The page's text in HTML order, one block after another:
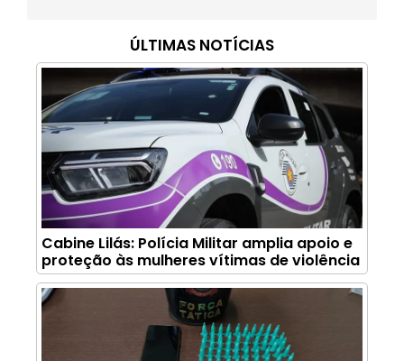
ÚLTIMAS NOTÍCIAS
Cabine Lilás: Polícia Militar amplia apoio e
proteção às mulheres vítimas de violência